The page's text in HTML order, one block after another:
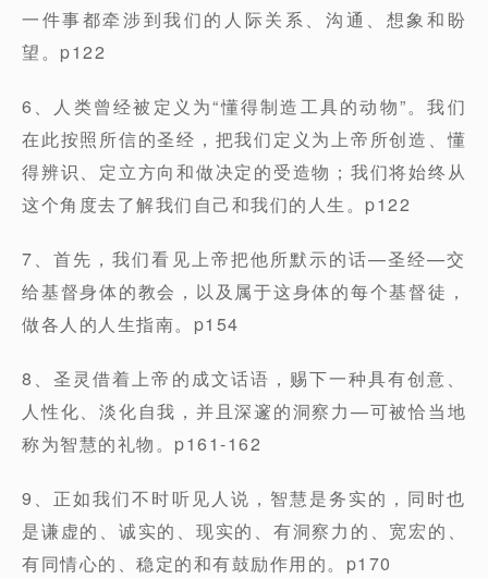
一件事都牵涉到我们的人际关系、沟通、想象和盼
望。p122
6、人类曾经被定义为“懂得制造工具的动物”。我们
在此按照所信的圣经，把我们定义为上帝所创造、懂
得辨识、定立方向和做决定的受造物；我们将始终从
这个角度去了解我们自己和我们的人生。p122
7、首先，我们看见上帝把他所默示的话—圣经—交
给基督身体的教会，以及属于这身体的每个基督徒，
做各人的人生指南。p154
8、圣灵借着上帝的成文话语，赐下一种具有创意、
人性化、淡化自我，并且深邃的洞察力—可被恰当地
称为智慧的礼物。p161-162
9、正如我们不时听见人说，智慧是务实的，同时也
是谦虚的、诚实的、现实的、有洞察力的、宽宏的、
有同情心的、稳定的和有鼓励作用的。p170